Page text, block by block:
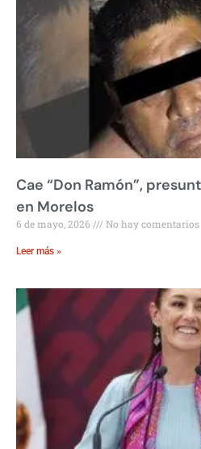
Cae “Don Ramón”,
en Morelos
6 de mayo, 2026 No hay comentarios
Leer más »